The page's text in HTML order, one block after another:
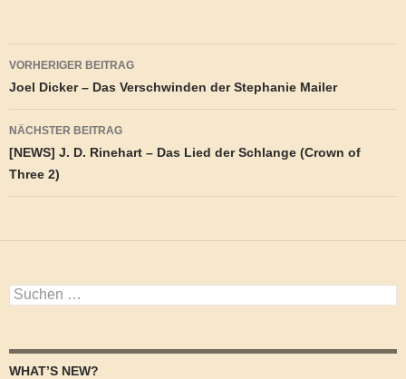
Beitragsnavigation
VORHERIGER BEITRAG
Joel Dicker – Das Verschwinden der Stephanie Mailer
NÄCHSTER BEITRAG
[NEWS] J. D. Rinehart – Das Lied der Schlange (Crown of
Three 2)
Suchen
nach:
WHAT’S NEW?